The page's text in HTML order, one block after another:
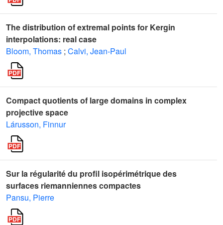
The distribution of extremal points for Kergin
interpolations: real case
Bloom, Thomas ; Calvi, Jean-Paul
Compact quotients of large domains in complex
projective space
Lárusson, Finnur
Sur la régularité du profil isopérimétrique des
surfaces riemanniennes compactes
Pansu, Pierre